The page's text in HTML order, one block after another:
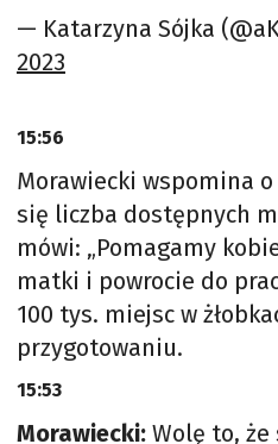
— Katarzyna Sójka
2023
15:56
Morawiecki wspomina
się liczba dostępnych
mówi: „Pomagamy
matki i powrocie do
100 tys. miejsc w
przygotowaniu.
15:53
Morawiecki: Wolę to, że